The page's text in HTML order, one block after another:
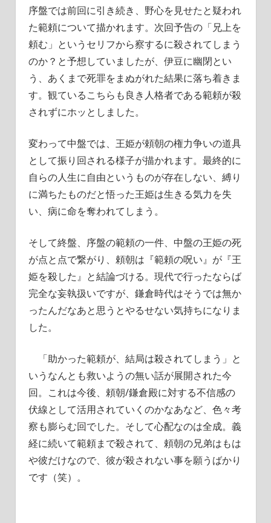
序盤では前回に引き続き、野心を見せたと疑われ
た範頼について描かれます。次回予告の「兄上を
頼む」というセリフから察するに殺されてしまう
のか？と予想していましたが、伊豆に幽閉とい
う、あくまで死罪をまぬがれた結果に落ち着きま
す。観ているこちらも良き人格者である範頼が殺
されずにホッとしました。
変わって中盤では、王姫が頼朝の権力争いの道具
として振り回される様子が描かれます。最終的に
自らの人生に自由というものが存在しない、縛り
に満ちたものだと悟った王姫は生きる気力を失
い、病に命を奪われてしまう。
そして終盤、序盤の範頼の一件、中盤の王姫の死
が点と点で繋がり、頼朝は『範頼の呪い』が『王
姫を殺した』と結論づける。現代で行ったならば
完全な妄執扱いですが、鎌倉時代はそうでは無か
ったんだなあと思うとやるせない気持ちになりま
した。
「助かった範頼が、結局は殺されてしまう」と
いうなんとも救いようの無い話が展開された今
回。これは今後、頼朝/鎌倉殿に対する不信感の
伏線として活用されていくのかなあなど、色々考
察も膨らむ回でした。そして心配なのは全成。義
経に続いて範頼まで殺されて、頼朝の兄弟はもは
や彼だけなので、彼が殺されない事を願うばかり
です（笑）。